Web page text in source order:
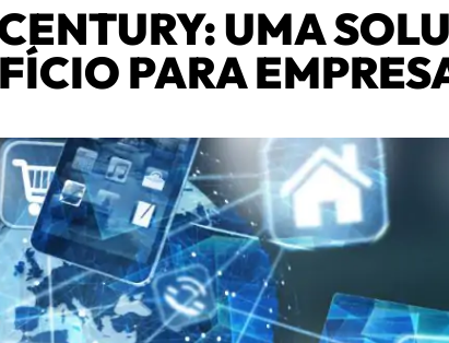
UMA
PARA